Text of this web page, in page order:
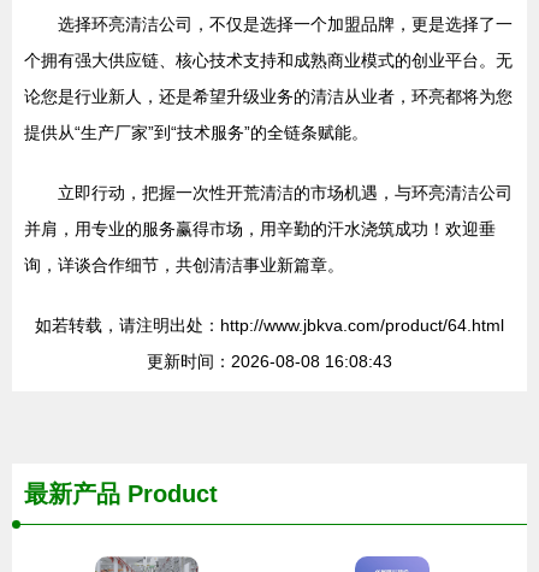
选择环亮清洁公司，不仅是选择一个加盟品牌，更是选择了一
个拥有强大供应链、核心技术支持和成熟商业模式的创业平台。无
论您是行业新人，还是希望升级业务的清洁从业者，环亮都将为您
提供从“生产厂家”到“技术服务”的全链条赋能。
立即行动，把握一次性开荒清洁的市场机遇，与环亮清洁公司
并肩，用专业的服务赢得市场，用辛勤的汗水浇筑成功！欢迎垂
询，详谈合作细节，共创清洁事业新篇章。
如若转载，请注明出处：http://www.jbkva.com/product/64.html
更新时间：2026-08-08 16:08:43
最新产品 Product